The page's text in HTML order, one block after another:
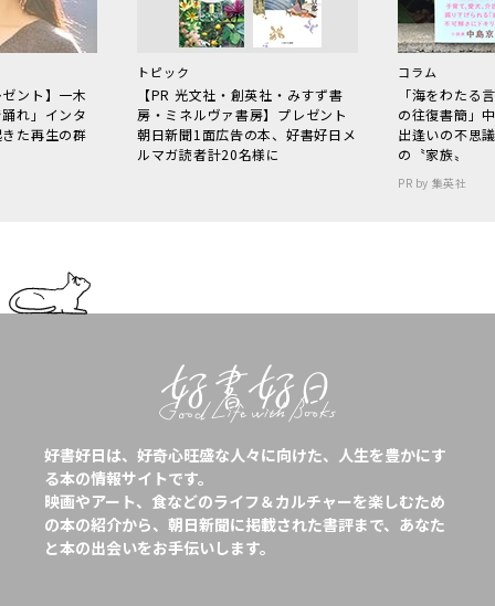
ント】一木
れ」インタ
た再生の群
トピック
【PR 光文社・創英社・みすず書
房・ミネルヴァ書房】プレゼント
朝日新聞1面広告の本、好書好日メ
ルマガ読者計20名様に
コラム
「海をわた
の往復書簡」
出逢いの不思
の〝家族〟
PR by 集英社
好書好日は、好奇心旺盛な人々に向けた、人生を豊かにす
る本の情報サイトです。
映画やアート、食などのライフ＆カルチャーを楽しむため
の本の紹介から、朝日新聞に掲載された書評まで、あなた
と本の出会いをお手伝いします。